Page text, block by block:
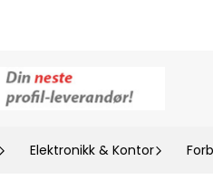
Elektronikk & Kontor